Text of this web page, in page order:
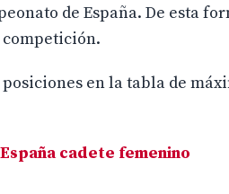
de España. De esta
competición.
en la tabla de
cadete femenino